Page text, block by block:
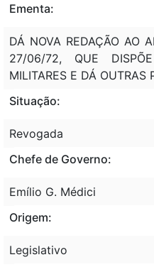
Ementa:
DÁ NOVA REDAÇÃO AO
27/06/72, QUE
MILITARES E DÁ OUTRAS
Situação:
Revogada
Chefe de Governo:
Emílio G. Médici
Origem:
Legislativo